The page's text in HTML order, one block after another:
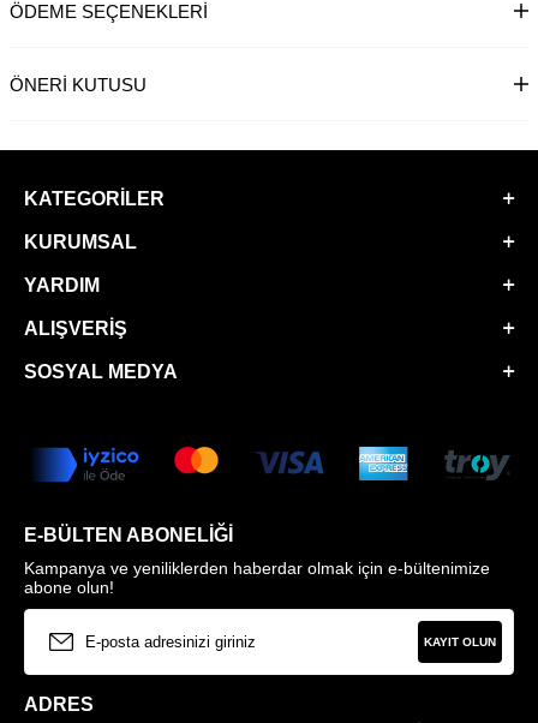
ÖDEME SEÇENEKLERI
ÖNERI KUTUSU
KATEGORILER
KURUMSAL
YARDIM
ALIŞVERIŞ
SOSYAL MEDYA
E-BÜLTEN ABONELIĞI
Kampanya ve yeniliklerden haberdar olmak için e-bültenimize
abone olun!
KAYIT OLUN
ADRES